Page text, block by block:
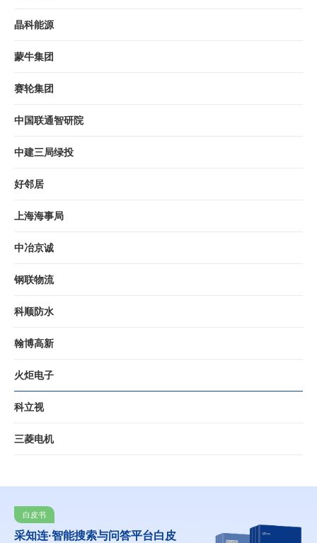
晶科能源
蒙牛集团
赛轮集团
中国联通智研院
中建三局绿投
好邻居
上海海事局
中冶京诚
钢联物流
科顺防水
翰博高新
火炬电子
科立视
三菱电机
白皮书
采知连·智能搜索与问答平台白皮